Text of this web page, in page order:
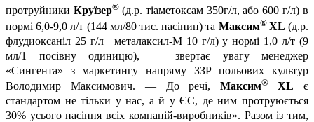
протруйники Круїзер® (д.р. тіаметоксам 350г/л, або 600 г/л) в
нормі 6,0-9,0 л/т (144 мл/80 тис. насінин) та Максим® XL(д.р.
флудиоксаніл 25 г/л+ металаксил-М 10 г/л) у нормі 1,0 л/т (9
мл/1 посівну одиницю), — звертає увагу менеджер
«Сингента» з маркетингу напряму ЗЗР польових культур
Володимир Максимович. — До речі,Максим®XL є
стандартом не тільки у нас, а й у ЄС, де ним протруюється
30% усього насіння всіх компаній-виробників». Разом із тим,